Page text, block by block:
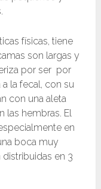
físicas, tiene
son largas y
por ser por
la fecal, con su
con una aleta
las hembras. El
en
boca muy
en 3